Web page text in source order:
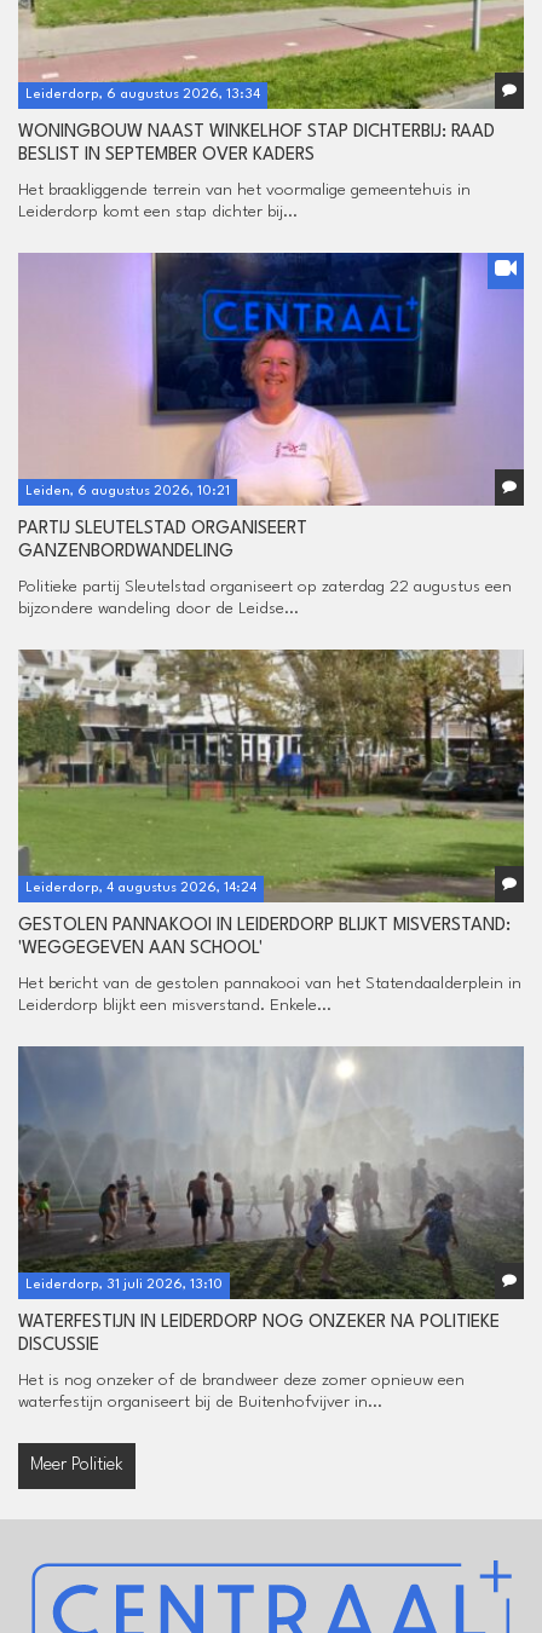
Leiderdorp, 6 augustus 2026, 13:34
WONINGBOUW NAAST WINKELHOF STAP DICHTERBIJ: RAAD
BESLIST IN SEPTEMBER OVER KADERS
Het braakliggende terrein van het voormalige gemeentehuis in
Leiderdorp komt een stap dichter bij...
Leiden, 6 augustus 2026, 10:21
PARTIJ SLEUTELSTAD ORGANISEERT
GANZENBORDWANDELING
Politieke partij Sleutelstad organiseert op zaterdag 22 augustus een
bijzondere wandeling door de Leidse...
Leiderdorp, 4 augustus 2026, 14:24
GESTOLEN PANNAKOOI IN LEIDERDORP BLIJKT MISVERSTAND:
'WEGGEGEVEN AAN SCHOOL'
Het bericht van de gestolen pannakooi van het Statendaalderplein in
Leiderdorp blijkt een misverstand. Enkele...
Leiderdorp, 31 juli 2026, 13:10
WATERFESTIJN IN LEIDERDORP NOG ONZEKER NA POLITIEKE
DISCUSSIE
Het is nog onzeker of de brandweer deze zomer opnieuw een
waterfestijn organiseert bij de Buitenhofvijver in...
Meer Politiek